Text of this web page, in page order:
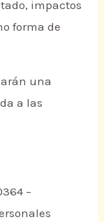
impactos
forma de
una
a las
–